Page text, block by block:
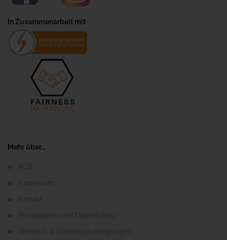
In Zusammenarbeit mit
Mehr über...
Impressum
Kontakt
Privatsphäre und Datenschutz
Versand- & Zahlungsbedingungen